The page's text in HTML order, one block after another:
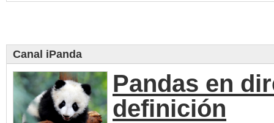
Canal iPanda
Pandas en
definición